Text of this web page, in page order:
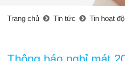
Trang chủ Tin tức Tin hoạt